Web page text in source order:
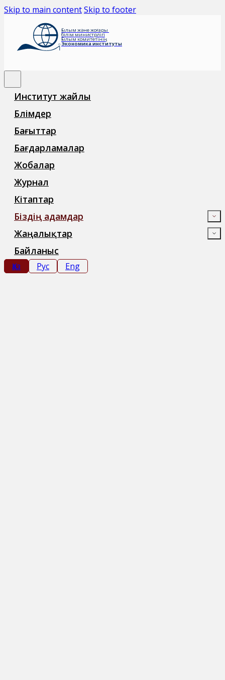
Skip to main contentSkip to footer
Ғылым және жоғары
білім министрлігі
Ғылым комитетінің
Экономика институты
Институт жайлы
Бөлімдер
Бағыттар
Бағдарламалар
Жобалар
Журнал
Кітаптар
Біздің адамдар
Жаңалықтар
Байланыс
Қаз Рус Eng